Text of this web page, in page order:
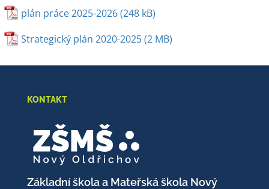
plán práce 2025-2026
Strategický plán 2020-2025
KONTAKT
Základní škola a Mateřská škola Nový